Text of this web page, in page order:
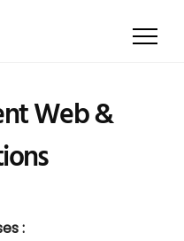
Web &
: